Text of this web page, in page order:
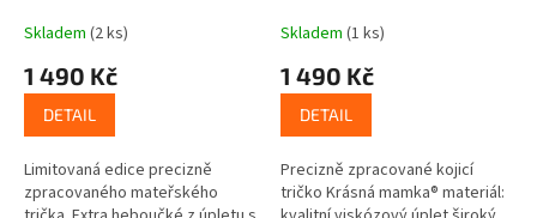
Skladem (2 ks)
1 490 Kč
DETAIL
Limitovaná edice precizně
zpracovaného mateřského
Skladem (1 ks)
1 490 Kč
DETAIL
Precizně zpracované kojicí
tričko Krásná mamka® materiál: